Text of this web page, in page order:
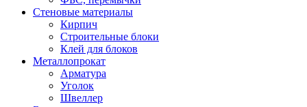
Стеновые материалы
Кирпич
Строительные блоки
Клей для блоков
Металлопрокат
Арматура
Уголок
Швеллер